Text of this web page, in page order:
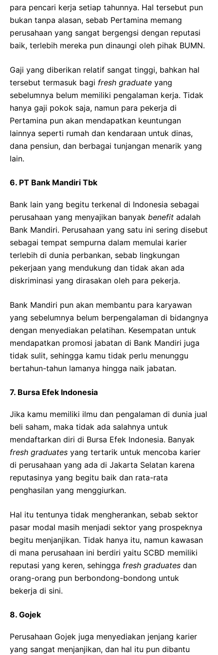
para pencari kerja setiap tahunnya. Hal tersebut pun
bukan tanpa alasan, sebab Pertamina memang
perusahaan yang sangat bergengsi dengan reputasi
baik, terlebih mereka pun dinaungi oleh pihak BUMN.
Gaji yang diberikan relatif sangat tinggi, bahkan hal
tersebut termasuk bagi fresh graduate yang
sebelumnya belum memiliki pengalaman kerja. Tidak
hanya gaji pokok saja, namun para pekerja di
Pertamina pun akan mendapatkan keuntungan
lainnya seperti rumah dan kendaraan untuk dinas,
dana pensiun, dan berbagai tunjangan menarik yang
lain.
6. PT Bank Mandiri Tbk
Bank lain yang begitu terkenal di Indonesia sebagai
perusahaan yang menyajikan banyak benefit adalah
Bank Mandiri. Perusahaan yang satu ini sering disebut
sebagai tempat sempurna dalam memulai karier
terlebih di dunia perbankan, sebab lingkungan
pekerjaan yang mendukung dan tidak akan ada
diskriminasi yang dirasakan oleh para pekerja.
Bank Mandiri pun akan membantu para karyawan
yang sebelumnya belum berpengalaman di bidangnya
dengan menyediakan pelatihan. Kesempatan untuk
mendapatkan promosi jabatan di Bank Mandiri juga
tidak sulit, sehingga kamu tidak perlu menunggu
bertahun-tahun lamanya hingga naik jabatan.
7. Bursa Efek Indonesia
Jika kamu memiliki ilmu dan pengalaman di dunia jual
beli saham, maka tidak ada salahnya untuk
mendaftarkan diri di Bursa Efek Indonesia. Banyak
fresh graduates yang tertarik untuk mencoba karier
di perusahaan yang ada di Jakarta Selatan karena
reputasinya yang begitu baik dan rata-rata
penghasilan yang menggiurkan.
Hal itu tentunya tidak mengherankan, sebab sektor
pasar modal masih menjadi sektor yang prospeknya
begitu menjanjikan. Tidak hanya itu, namun kawasan
di mana perusahaan ini berdiri yaitu SCBD memiliki
reputasi yang keren, sehingga fresh graduates dan
orang-orang pun berbondong-bondong untuk
bekerja di sini.
8. Gojek
Perusahaan Gojek juga menyediakan jenjang karier
yang sangat menjanjikan, dan hal itu pun dibantu